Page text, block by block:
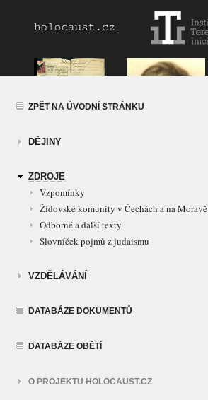
ZPĚT NA ÚVODNÍ STRÁNKU
DĚJINY
ZDROJE
Vzpomínky
Židovské komunity v Čechách a na Moravě
Odborné a další texty
Slovníček pojmů z judaismu
VZDĚLÁVÁNÍ
DATABÁZE DOKUMENTŮ
DATABÁZE OBĚTÍ
O PROJEKTU HOLOCAUST.CZ